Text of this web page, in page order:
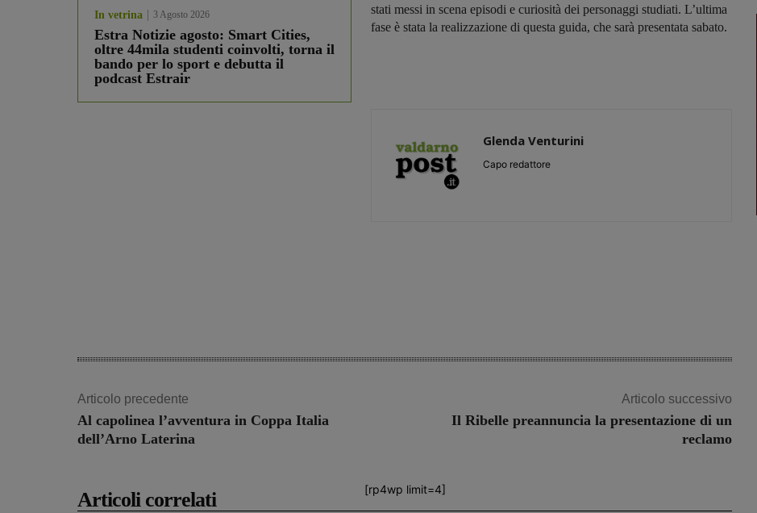
In vetrina 3 Agosto 2026
Estra Notizie agosto: Smart Cities,
oltre 44mila studenti coinvolti, torna il
bando per lo sport e debutta il
podcast Estrair
stati messi in scena episodi e curiosità dei personaggi studiati. L’ultima
fase è stata la realizzazione di questa guida, che sarà presentata sabato.
Glenda Venturini
Capo redattore
Articolo precedente
Al capolinea l’avventura in Coppa Italia
dell’Arno Laterina
Articolo successivo
Il Ribelle preannuncia la presentazione di un
reclamo
[rp4wp limit=4]
Articoli correlati